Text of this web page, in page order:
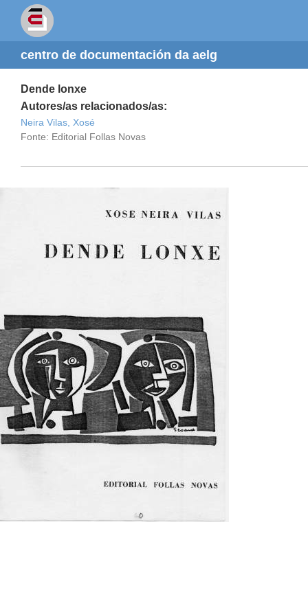
centro de documentación da aelg
Dende lonxe
Autores/as relacionados/as:
Neira Vilas, Xosé
Fonte: Editorial Follas Novas